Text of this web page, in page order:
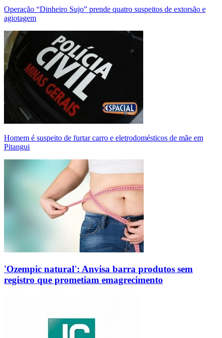
Operação “Dinheiro Sujo” prende quatro suspeitos de extorsão e
agiotagem
Homem é suspeito de furtar carro e eletrodomésticos de mãe em
Pitangui
'Ozempic natural': Anvisa barra produtos sem
registro que prometiam emagrecimento